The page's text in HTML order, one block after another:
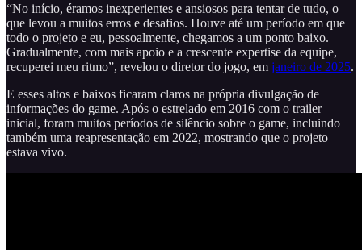
“No início, éramos inexperientes e ansiosos para tentar de tudo, o
que levou a muitos erros e desafios. Houve até um período em que
todo o projeto e eu, pessoalmente, chegamos a um ponto baixo.
Gradualmente, com mais apoio e a crescente expertise da equipe,
recuperei meu ritmo”, revelou o diretor do jogo, em janeiro de 2025.
E esses altos e baixos ficaram claros na própria divulgação de
informações do game. Após o estrelado em 2016 com o trailer
inicial, foram muitos períodos de silêncio sobre o game, incluindo
também uma reapresentação em 2022, mostrando que o projeto
estava vivo.